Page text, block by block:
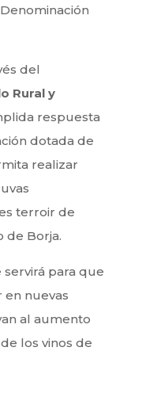
del
Rural y
respuesta
dotada de
realizar
terroir de
de Borja.
para que
en nuevas
al aumento
los vinos de